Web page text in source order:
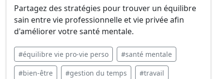
Partagez des stratégies pour trouver un équilibre
sain entre vie professionnelle et vie privée afin
d'améliorer votre santé mentale.
#équilibre vie pro-vie perso #santé mentale
#bien-être #gestion du temps #travail